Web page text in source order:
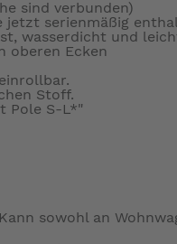
sind verbunden)
jetzt serienmäßig
wasserdicht und
oberen Ecken
Stoff.
Pole S-L*"
sowohl an